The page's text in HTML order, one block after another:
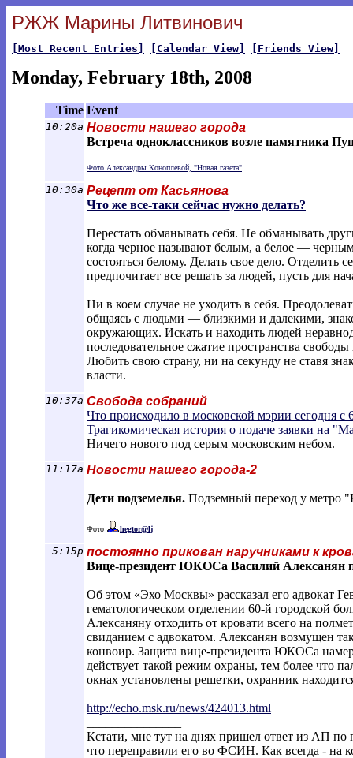
РЖЖ Марины Литвинович
[Most Recent Entries] [Calendar View] [Friends View]
Monday, February 18th, 2008
Time Event
10:20a Новости нашего города
Встреча одноклассников возле памятника
Фото Александры Коноплевой, "Новая газета"
10:30a Рецепт от Касьянова
Что же все-таки сейчас нужно делать?
Перестать обманывать себя. Не обманывать
когда черное называют белым, а белое —
состояться белому. Делать свое дело. Отделить
предпочитает все решать за людей, пусть для
Ни в коем случае не уходить в себя.
общаясь с людьми — близкими и далекими,
окружающих. Искать и находить людей
последовательное сжатие пространства
Любить свою страну, ни на секунду не ставя
власти.
10:37a Свобода собраний
Что происходило в московской мэрии сегодня с
Трагикомическая история о подаче заявки на
Ничего нового под серым московским небом.
11:17a Новости нашего города-2
Дети подземелья. Подземный переход у метро
Фото hegtor@lj
5:15p постоянно прикован наручниками к
Вице-президент ЮКОСа Василий Алексанян
Об этом «Эхо Москвы» рассказал его адвокат
гематологическом отделении 60-й городской
Алексаняну отходить от кровати всего на
свиданием с адвокатом. Алексанян возмущен
конвоир. Защита вице-президента ЮКОСа
действует такой режим охраны, тем более что
окнах установлены решетки, охранник
http://echo.msk.ru/news/424013.html
Кстати, мне тут на днях пришел ответ из АП по
что переправили его во ФСИН. Как всегда - на